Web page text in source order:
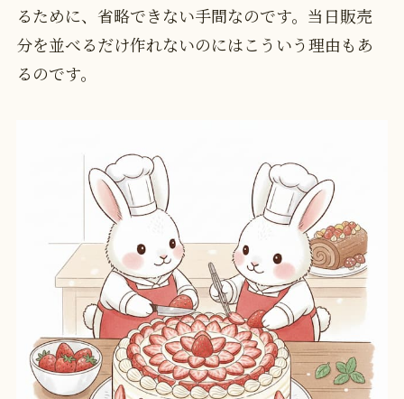
るために、省略できない手間なのです。当日販売
分を並べるだけ作れないのにはこういう理由もあ
るのです。